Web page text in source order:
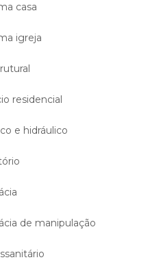
casa
igreja
residencial
e hidráulico
de manipulação